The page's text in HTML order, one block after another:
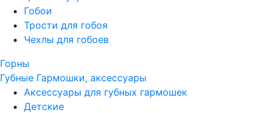
Гобои
Трости для гобоя
Чехлы для гобоев
Горны
Губные Гармошки, аксессуары
Аксессуары для губных гармошек
Детские